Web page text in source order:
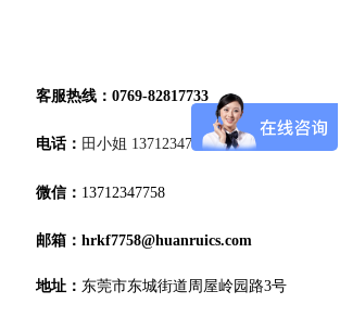
客服热线：0769-82817733
电话： 田小姐 13712347758
微信： 13712347758
邮箱：hrkf7758@huanruics.com
地址： 东莞市东城街道周屋岭园路3号